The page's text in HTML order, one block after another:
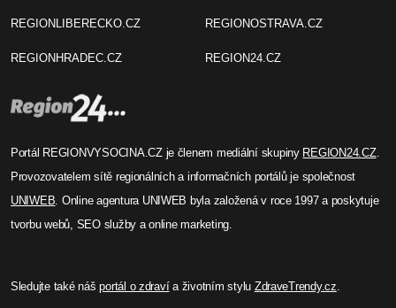
REGIONLIBERECKO.CZ
REGIONHRADEC.CZ
REGIONOSTRAVA.CZ
REGION24.CZ
Portál REGIONVYSOCINA.CZ je členem mediální skupiny REGION24.CZ.
Provozovatelem sítě regionálních a informačních portálů je společnost
UNIWEB . Online agentura UNIWEB byla založená v roce 1997 a poskytuje
tvorbu webů, SEO služby a online marketing.
Sledujte také nášportál o zdravía životním stylu ZdraveTrendy.cz